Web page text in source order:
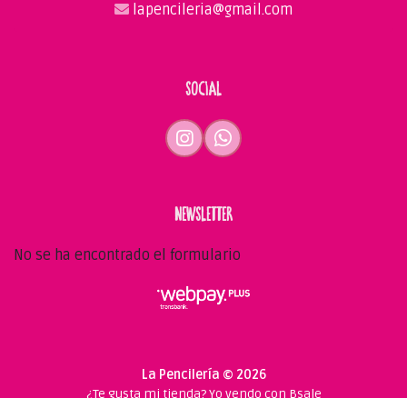
lapencileria@gmail.com
SOCIAL
NEWSLETTER
No se ha encontrado el formulario
La Pencilería © 2026
¿Te gusta mi tienda? Yo vendo con Bsale